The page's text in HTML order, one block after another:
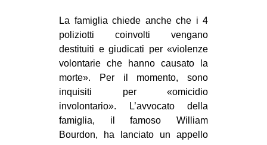
La famiglia chiede anche che i 4
poliziotti coinvolti vengano
destituiti e giudicati per «violenze
volontarie che hanno causato la
morte». Per il momento, sono
inquisiti per «omicidio
involontario». L’avvocato della
famiglia, il famoso William
Bourdon, ha lanciato un appello